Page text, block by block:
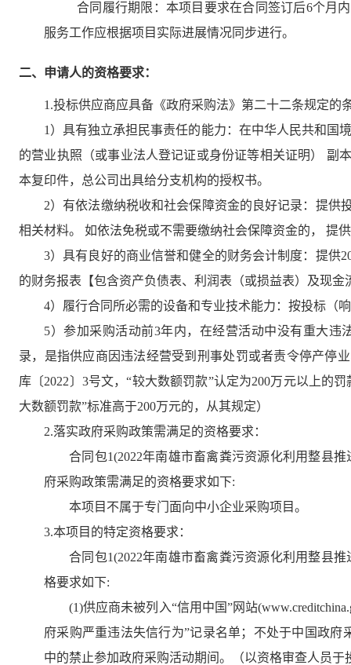
合同履行期限： 本项目要求在合同签订后6个月
服务工作应根据项目实际进展情况同步进行。
二、申请人的资格要求：
1.投标供应商应具备《政府采购法》第二十二条规定的
1）具有独立承担民事责任的能力：在中华人民共和国
的营业执照（或事业法人登记证或身份证等相关证明） 副
本复印件，总公司出具给分支机构的授权书。
2）有依法缴纳税收和社会保障资金的良好记录：提供
相关材料。 如依法免税或不需要缴纳社会保障资金的， 提
3）具有良好的商业信誉和健全的财务会计制度：提供
的财务报表【包含资产负债表、利润表（或损益表）及现
4）履行合同所必需的设备和专业技术能力：按投标（
5）参加采购活动前3年内，在经营活动中没有重大
录，是指供应商因违法经营受到刑事处罚或者责令停产停
库〔2022〕3号文，“较大数额罚款”认定为200万元以上的
大数额罚款”标准高于200万元的，从其规定）
2.落实政府采购政策需满足的资格要求：
合同包1(2022年南雄市畜禽粪污资源化利用整县
府采购政策需满足的资格要求如下:
本项目不属于专门面向中小企业采购项目。
3.本项目的特定资格要求：
合同包1(2022年南雄市畜禽粪污资源化利用整县
格要求如下:
(1)供应商未被列入“信用中国”网站
府采购严重违法失信行为”记录名单；不处于中国政府
中的禁止参加政府采购活动期间。（以资格审查人员于